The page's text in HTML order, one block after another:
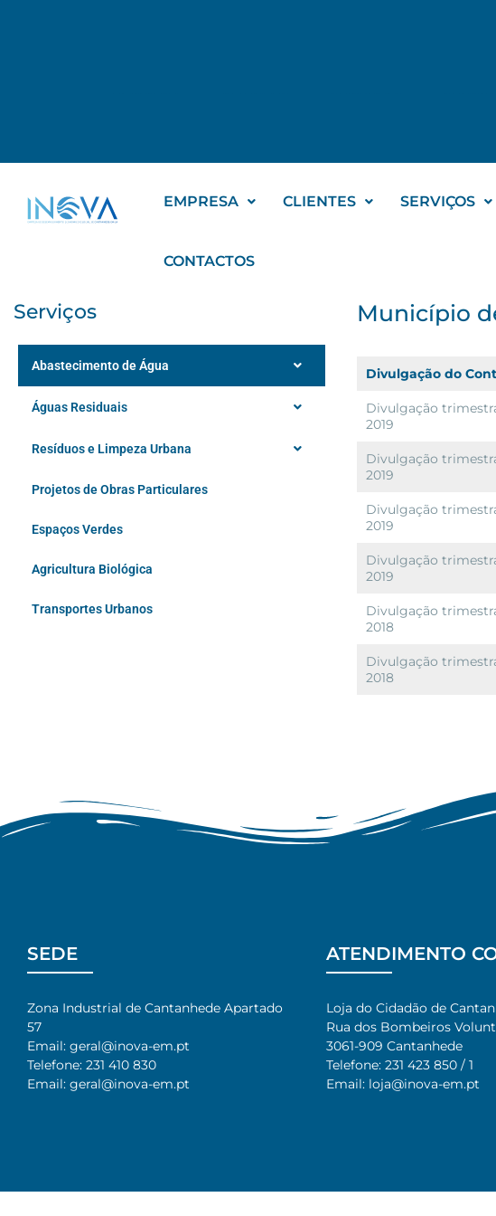
EMPRESA CLIENTES SERVIÇOS
CONTACTOS
Serviços
Abastecimento de Água
Águas Residuais
Resíduos e Limpeza Urbana
Projetos de Obras Particulares
Espaços Verdes
Agricultura Biológica
Transportes Urbanos
Município
Divulgação do
Divulgação
2019
Divulgação
2019
Divulgação
2019
Divulgação
2019
Divulgação
2018
Divulgação
2018
SEDE
Zona Industrial de Cantanhede Apartado
57
Email: geral@inova-em.pt
Telefone: 231 410 830
Email: geral@inova-em.pt
ATENDIMENTO
Loja do Cidadão de
Rua dos Bombeiros
3061-909 Cantanhede​
Telefone: 231 423 850 / 1
Email: loja@inova-em.pt​